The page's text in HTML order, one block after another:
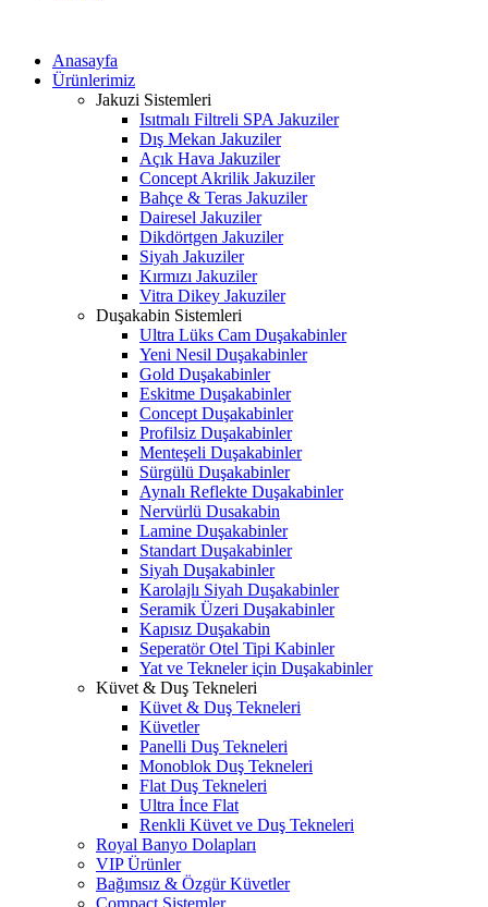
Anasayfa
Ürünlerimiz
Jakuzi Sistemleri
Isıtmalı Filtreli SPA Jakuziler
Dış Mekan Jakuziler
Açık Hava Jakuziler
Concept Akrilik Jakuziler
Bahçe & Teras Jakuziler
Dairesel Jakuziler
Dikdörtgen Jakuziler
Siyah Jakuziler
Kırmızı Jakuziler
Vitra Dikey Jakuziler
Duşakabin Sistemleri
Ultra Lüks Cam Duşakabinler
Yeni Nesil Duşakabinler
Gold Duşakabinler
Eskitme Duşakabinler
Concept Duşakabinler
Profilsiz Duşakabinler
Menteşeli Duşakabinler
Sürgülü Duşakabinler
Aynalı Reflekte Duşakabinler
Nervürlü Dusakabin
Lamine Duşakabinler
Standart Duşakabinler
Siyah Duşakabinler
Karolajlı Siyah Duşakabinler
Seramik Üzeri Duşakabinler
Kapısız Duşakabin
Seperatör Otel Tipi Kabinler
Yat ve Tekneler için Duşakabinler
Küvet & Duş Tekneleri
Küvet & Duş Tekneleri
Küvetler
Panelli Duş Tekneleri
Monoblok Duş Tekneleri
Flat Duş Tekneleri
Ultra İnce Flat
Renkli Küvet ve Duş Tekneleri
Royal Banyo Dolapları
VIP Ürünler
Bağımsız & Özgür Küvetler
Compact Sistemler